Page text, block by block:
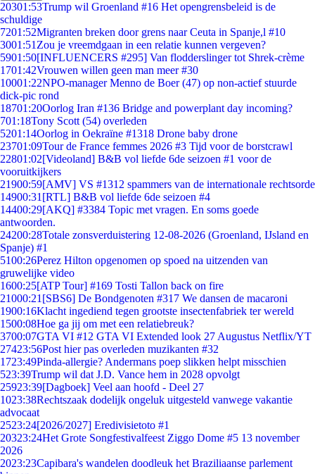
20301:53Trump wil Groenland #16 Het opengrensbeleid is de
schuldige
7201:52Migranten breken door grens naar Ceuta in Spanje,l #10
3001:51 Zou je vreemdgaan in een relatie kunnen vergeven?
5901:50[INFLUENCERS #295] Van flodderslinger tot Shrek-crème
1701:42Vrouwen willen geen man meer #30
10001:22NPO-manager Menno de Boer (47) op non-actief stuurde
dick-pic rond
18701:20Oorlog Iran #136 Bridge and powerplant day incoming?
701:18Tony Scott (54) overleden
5201:14Oorlog in Oekraïne #1318 Drone baby drone
23701:09Tour de France femmes 2026 #3 Tijd voor de borstcrawl
22801:02[Videoland] B&B vol liefde 6de seizoen #1 voor de
vooruitkijkers
21900:59[AMV] VS #1312 spammers van de internationale rechtsorde
14900:31 [RTL] B&B vol liefde 6de seizoen #4
14400:29[AKQ] #3384 Topic met vragen. En soms goede
antwoorden.
24200:28Totale zonsverduistering 12-08-2026 (Groenland, IJsland en
Spanje) #1
5100:26Perez Hilton opgenomen op spoed na uitzenden van
gruwelijke video
1600:25[ATP Tour] #169 Tosti Tallon back on fire
21000:21 [SBS6] De Bondgenoten #317 We dansen de macaroni
1900:16Klacht ingediend tegen grootste insectenfabriek ter wereld
1500:08Hoe ga jij om met een relatiebreuk?
3700:07GTA VI #12 GTA VI Extended look 27 Augustus Netflix/YT
27423:56Post hier pas overleden muzikanten #32
1723:49Pinda-allergie? Andermans poep slikken helpt misschien
523:39Trump wil dat J.D. Vance hem in 2028 opvolgt
25923:39[Dagboek] Veel aan hoofd - Deel 27
1023:38Rechtszaak dodelijk ongeluk uitgesteld vanwege vakantie
advocaat
2523:24[2026/2027] Eredivisietoto #1
20323:24Het Grote Songfestivalfeest Ziggo Dome #5 13 november
2026
2023:23Capibara's wandelen doodleuk het Braziliaanse parlement